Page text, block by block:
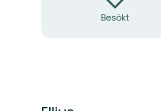
Besökt